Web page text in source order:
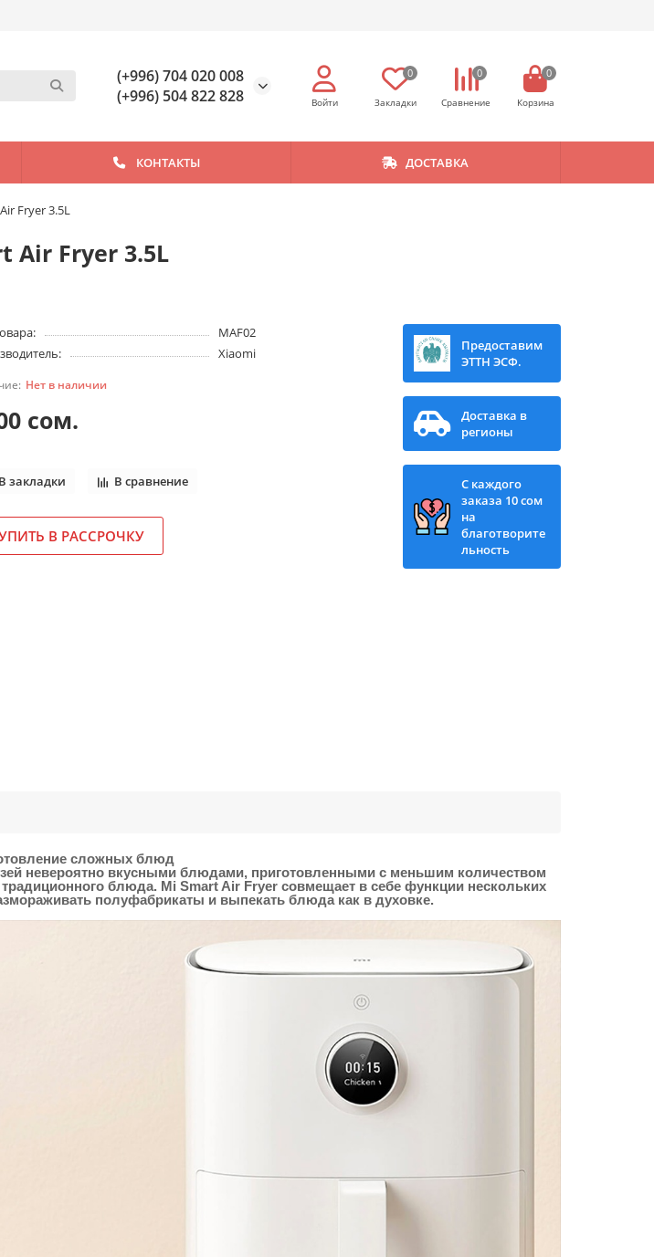
(+996) 704 020 008
(+996) 504 822 828
0 0 0
КОНТАКТЫ ДОСТАВКА
Fryer 3.5L
Air Fryer 3.5L
MAF02
Xiaomi
Нет в наличии
сом.
В закладки В сравнение
В РАССРОЧКУ
Предоставим
ЭТТН ЭСФ.
Доставка в
регионы
С каждого
заказа 10 сом
на
благотворите
льность
сложных блюд
невероятно вкусными блюдами, приготовленными с меньшим количеством
блюда. Mi Smart Air Fryer совмещает в себе функции нескольких
полуфабрикаты и выпекать блюда как в духовке.